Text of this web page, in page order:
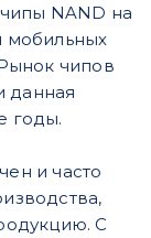
NAND на
мобильных
чипов
данная
годы.
и часто
С